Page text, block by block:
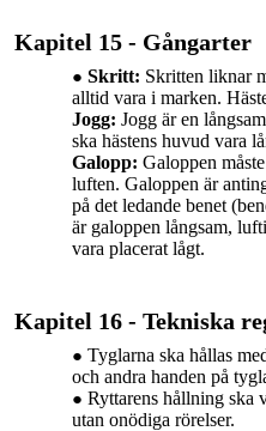
Kapitel 15 - Gångarter
Skritt: Skritten liknar
alltid vara i marken.
Jogg: Jogg är en långsam
ska hästens huvud vara
Galopp: Galoppen
luften. Galoppen är
på det ledande benet
är galoppen långsam,
vara placerat lågt.
Kapitel 16 - Tekniska
Tyglarna ska hållas
och andra handen på
Ryttarens hållning ska
utan onödiga rörelser.